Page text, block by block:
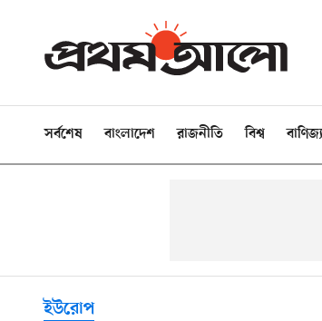
সর্বশেষ বাংলাদেশ রাজনীতি বিশ্ব বাণিজ্য
ইউরোপ